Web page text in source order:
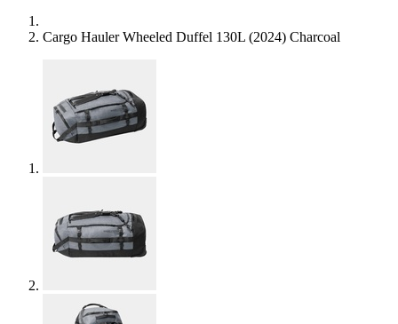
Cargo Hauler Wheeled Duffel 130L (2024) Charcoal